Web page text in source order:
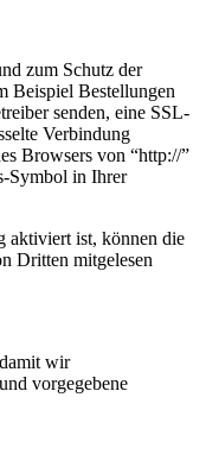
zum Schutz der
Beispiel Bestellungen
senden, eine SSL-
Verbindung
Browsers von “http://”
Symbol in Ihrer
aktiviert ist, können die
Dritten mitgelesen
wir
vorgegebene